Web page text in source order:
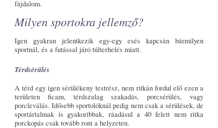
fájdalom.
Milyen sportokra jellemző?
Igen gyakran jelentkezik egy-egy esés kapcsán bármilyen
sportnál, és a futással járó túlterhelés miatt.
Térdsérülés
A térd egy igen sérülékeny testrész, nem ritkán fordul elő ezen a
területen ficam, térdszalag szakadás, porcsérülés, vagy
porcleválás. Idősebb sportolóknál pedig nem csak a sérülések, de
sportártalmak is gyakoribbak, ráadásul a 40 felett nem ritka
porckopás csak tovább ront a helyzeten.